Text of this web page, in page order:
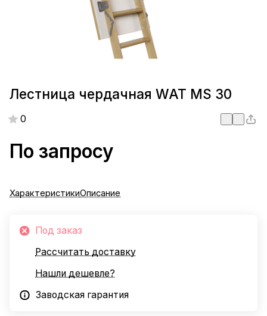
Лестница чердачная WAT MS 30
0
По запросу
ХарактеристикиОписание
Под заказ
Рассчитать доставку
Нашли дешевле?
Заводская гарантия